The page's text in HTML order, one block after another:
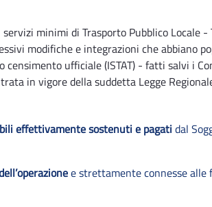
minimi di Trasporto Pubblico Locale -
modifiche e integrazioni che abbiano
ufficiale (ISTAT) - fatti salvi i
in vigore della suddetta Legge
effettivamente sostenuti e pagati dal
e strettamente connesse alle